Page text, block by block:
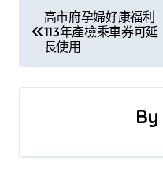
章
導
高市府孕婦好康福利
113年產檢乘車券可延
長使用
By